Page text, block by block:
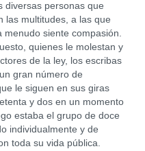
diversas personas que
las multitudes, a las que
menudo siente compasión.
quienes le molestan y
de la ley, los escribas
gran número de
le siguen en sus giras
y dos en un momento
estaba el grupo de doce
individualmente y de
toda su vida pública.